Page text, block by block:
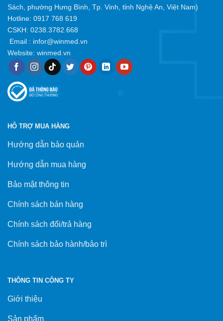
Sách, phường Hưng Bình, Tp. Vinh, tỉnh Nghệ An, Việt Nam)
Hotline: 0917 768 619
CSKH: 0238.3782.668
Email : infor@winmed.vn
Website: winmed.vn
HỖ TRỢ MUA HÀNG
Hướng dẫn bảo quản
Hướng dẫn mua hàng
Bảo mật thông tin
Chính sách bán hàng
Chính sách đổi/trả hàng
Chính sách bảo hành/bảo trì
THÔNG TIN CÔNG TY
Giới thiệu
Sản phẩm